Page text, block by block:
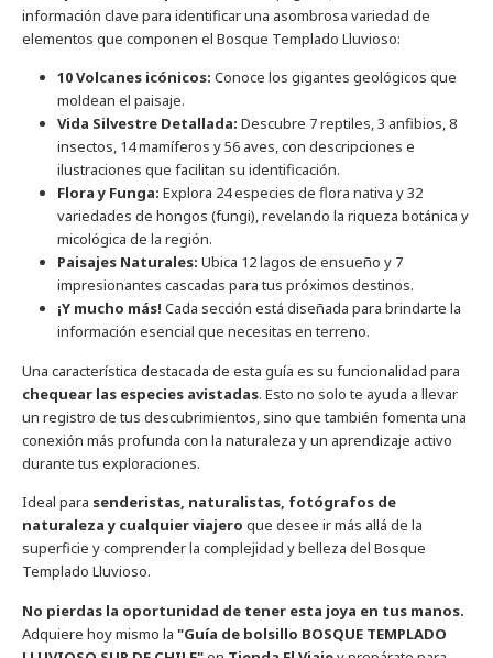
información clave para identificar una asombrosa variedad de
elementos que componen el Bosque Templado Lluvioso:
10 Volcanes icónicos: Conoce los gigantes geológicos que
moldean el paisaje.
Vida Silvestre Detallada: Descubre 7 reptiles, 3 anfibios, 8
insectos, 14 mamíferos y 56 aves, con descripciones e
ilustraciones que facilitan su identificación.
Flora y Funga: Explora 24 especies de flora nativa y 32
variedades de hongos (fungi), revelando la riqueza botánica y
micológica de la región.
Paisajes Naturales: Ubica 12 lagos de ensueño y 7
impresionantes cascadas para tus próximos destinos.
¡Y mucho más! Cada sección está diseñada para brindarte la
información esencial que necesitas en terreno.
Una característica destacada de esta guía es su funcionalidad para
chequear las especies avistadas. Esto no solo te ayuda a llevar
un registro de tus descubrimientos, sino que también fomenta una
conexión más profunda con la naturaleza y un aprendizaje activo
durante tus exploraciones.
Ideal para senderistas, naturalistas, fotógrafos de
naturaleza y cualquier viajero que desee ir más allá de la
superficie y comprender la complejidad y belleza del Bosque
Templado Lluvioso.
No pierdas la oportunidad de tener esta joya en tus manos.
Adquiere hoy mismo la "Guía de bolsillo BOSQUE TEMPLADO